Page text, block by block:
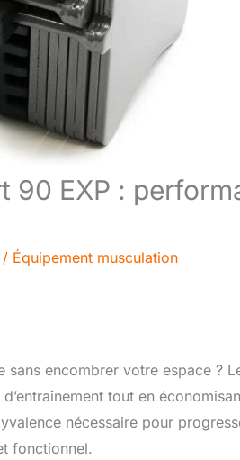
90 EXP :
/ Équipement musculation
encombrer votre espace ?
tout en
nécessaire pour
fonctionnel.